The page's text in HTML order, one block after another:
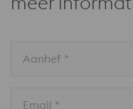
Aanhef *
Email *